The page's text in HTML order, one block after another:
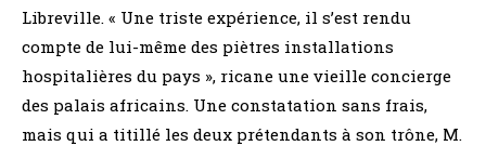
Libreville. « Une triste expérience, il s’est rendu
compte de lui-même des piètres installations
hospitalières du pays », ricane une vieille concierge
des palais africains. Une constatation sans frais,
mais qui a titillé les deux prétendants à son trône, M.